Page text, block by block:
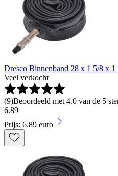
Dresco Binnenband 28 x 1 5/8 x
Veel verkocht
(9)Beoordeeld met 4.0 van de 5
6.89
Prijs: 6.89 euro